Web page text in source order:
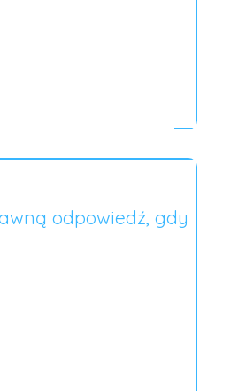
odpowiedź, gdy